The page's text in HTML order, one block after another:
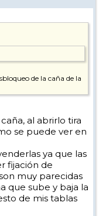
de la caña de la
al abrirlo tira
se puede ver en
ya que las
fijación de
muy parecidas
que sube y baja la
de mis tablas